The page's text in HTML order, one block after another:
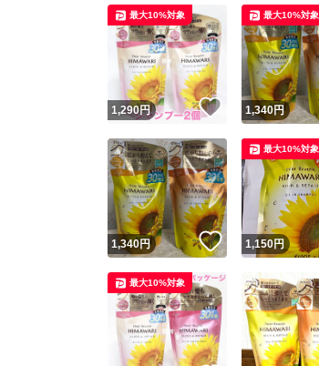
1,290円 いいね！
最大10%対象
1,340円
最大10%対象
1,340円 いいね！
1,150円
最大10%対象
最大10%対象